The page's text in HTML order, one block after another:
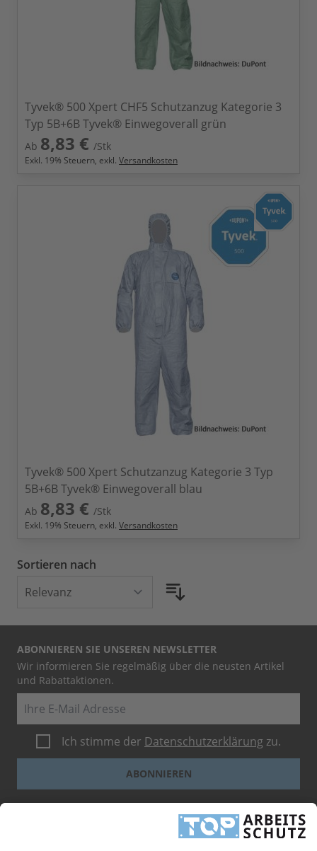
Tyvek® 500 Xpert CHF5 Schutzanzug Kategorie 3
Typ 5B+6B Tyvek® Einwegoverall grün
Ab 8,83 € /Stk
Exkl. 19% Steuern, exkl. Versandkosten
Tyvek® 500 Xpert Schutzanzug Kategorie 3 Typ
5B+6B Tyvek® Einwegoverall blau
Ab 8,83 € /Stk
Exkl. 19% Steuern, exkl. Versandkosten
Sortieren nach
ABONNIEREN SIE UNSEREN NEWSLETTER
Wir informieren Sie regelmäßig über die neusten Artikel
und Rabattaktionen.
Ich stimme der Datenschutzerklärung zu.
ABONNIEREN
Dieses Formular ist durch reCAPTCHA geschützt - es gelten dieGoogle-
-Geschäftsbedingungen.